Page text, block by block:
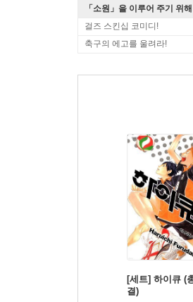
「소원」을 이루어 주기 위해
걸즈 스킨십 코미디!
축구의 에고를 울려라!
[세트] 하이큐 (
결)